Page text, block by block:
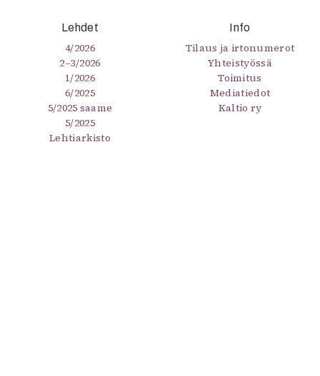
Lehdet
4/2026
2–3/2026
1/2026
6/2025
5/2025 saame
5/2025
Lehtiarkisto
Info
Tilaus ja irtonumerot
Yhteistyössä
Toimitus
Mediatiedot
Kaltio ry